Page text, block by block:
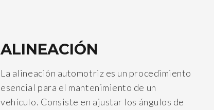
ALINEACIÓN
La alineación automotriz es un procedimiento
esencial para el mantenimiento de un
vehículo. Consiste en ajustar los ángulos de